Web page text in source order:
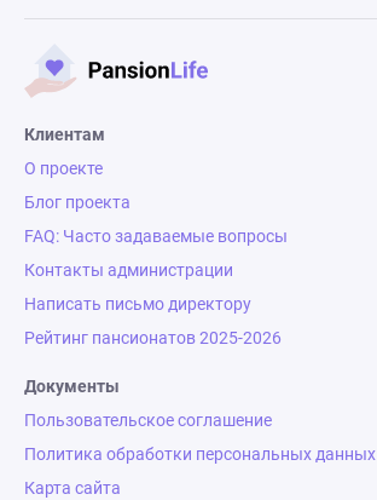
Клиентам
О проекте
Блог проекта
FAQ: Часто задаваемые вопросы
Контакты администрации
Написать письмо директору
Рейтинг пансионатов 2025-2026
Документы
Пользовательское соглашение
Политика обработки персональных данных
Карта сайта